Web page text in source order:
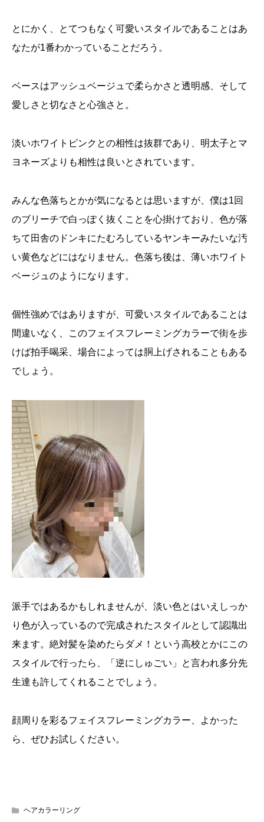
とにかく、とてつもなく可愛いスタイルであることはあ
なたが1番わかっていることだろう。
ベースはアッシュベージュで柔らかさと透明感、そして
愛しさと切なさと心強さと。
淡いホワイトピンクとの相性は抜群であり、明太子とマ
ヨネーズよりも相性は良いとされています。
みんな色落ちとかが気になるとは思いますが、僕は1回
のブリーチで白っぽく抜くことを心掛けており、色が落
ちて田舎のドンキにたむろしているヤンキーみたいな汚
い黄色などにはなりません。色落ち後は、薄いホワイト
ベージュのようになります。
個性強めではありますが、可愛いスタイルであることは
間違いなく、このフェイスフレーミングカラーで街を歩
けば拍手喝采、場合によっては胴上げされることもある
でしょう。
派手ではあるかもしれませんが、淡い色とはいえしっか
り色が入っているので完成されたスタイルとして認識出
来ます。絶対髪を染めたらダメ！という高校とかにこの
スタイルで行ったら、「逆にしゅごい」と言われ多分先
生達も許してくれることでしょう。
顔周りを彩るフェイスフレーミングカラー、よかった
ら、ぜひお試しください。
ヘアカラーリング